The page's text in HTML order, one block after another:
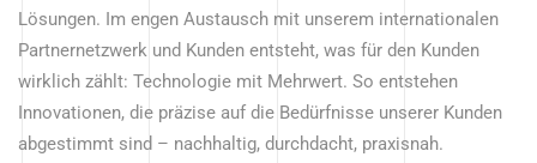
Lösungen. Im engen Austausch mit unserem internationalen
Partnernetzwerk und Kunden entsteht, was für den Kunden
wirklich zählt: Technologie mit Mehrwert. So entstehen
Innovationen, die präzise auf die Bedürfnisse unserer Kunden
abgestimmt sind – nachhaltig, durchdacht, praxisnah.